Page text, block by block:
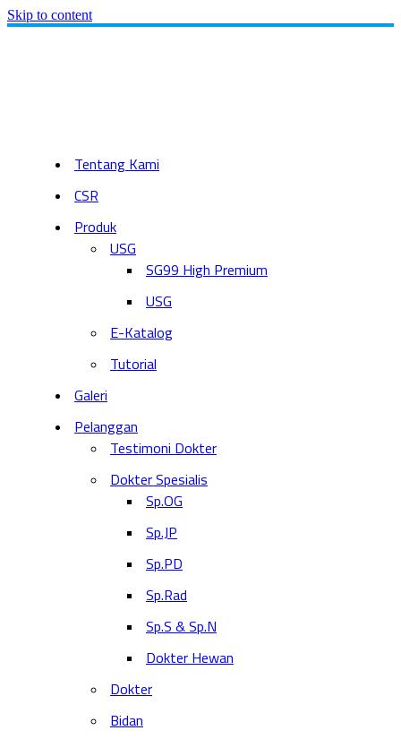
Skip to content
Tentang Kami
CSR
Produk
USG
SG99 High Premium
USG
E-Katalog
Tutorial
Galeri
Pelanggan
Testimoni Dokter
Dokter Spesialis
Sp.OG
Sp.JP
Sp.PD
Sp.Rad
Sp.S & Sp.N
Dokter Hewan
Dokter
Bidan